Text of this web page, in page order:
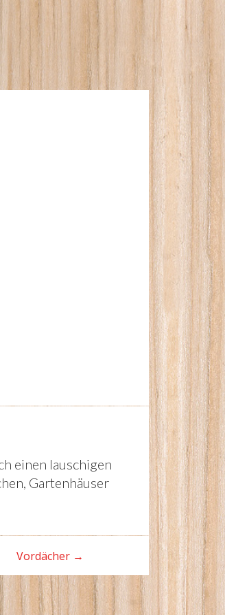
einen lauschigen
Gartenhäuser
Vordächer →